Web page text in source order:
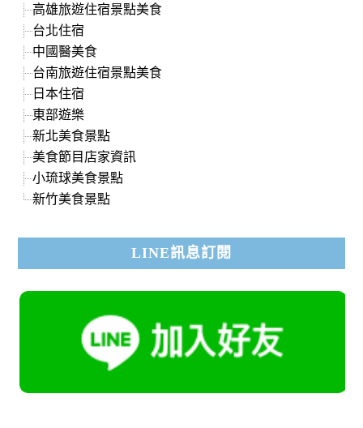
高雄旅遊住宿景點美食
台北住宿
中國醫美食
台南旅遊住宿景點美食
日本住宿
東部遊樂
新北美食景點
美食節目店家資訊
小琉球美食景點
新竹美食景點
LINE訊息訂閱